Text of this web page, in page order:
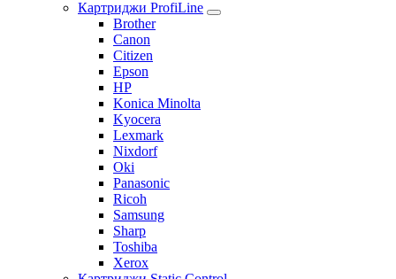
Картриджи ProfiLine
Brother
Canon
Citizen
Epson
HP
Konica Minolta
Kyocera
Lexmark
Nixdorf
Oki
Panasonic
Ricoh
Samsung
Sharp
Toshiba
Xerox